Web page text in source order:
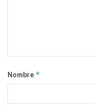
Nombre *